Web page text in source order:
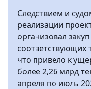
Следствием и
реализации
организовал
соответствующих
что привело к
более 2,26 млрд
апреля по июль